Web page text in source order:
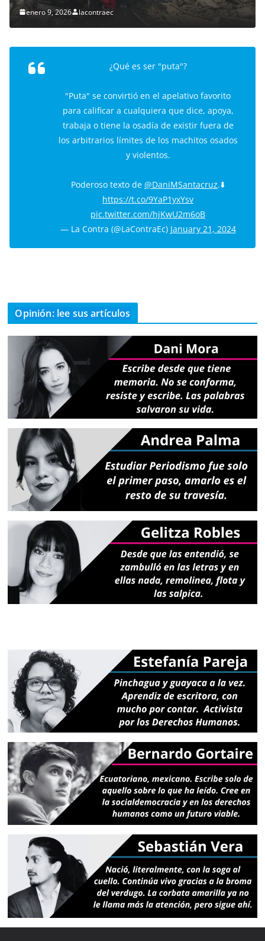
enero 9, 2026 lacontraec
¿Qué es ser "puta"?
"Puta" se convirtió en el apelativo favorito
para calificar a cualquiera que dice, apoya,
trabaja o tiene la osadía de existir fuera de
los arbitrarios límites de los machitos osados
y violentos.
Poderoso texto de @DaniMSantacruz.⬇️
https://t.co/9YaP1yxYsv
pic.twitter.com/hjKwU2m6oB
— La Contra (@LaContraEc) January 21, 2024
Opinión: lee sus artículos